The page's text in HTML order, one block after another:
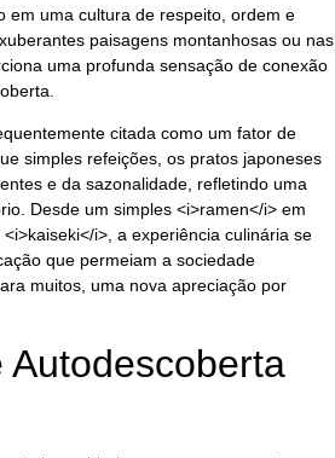
em uma cultura de respeito, ordem e
paisagens montanhosas ou nas
uma profunda sensação de conexão
citada como um fator de
simples refeições, os pratos japoneses
e da sazonalidade, refletindo uma
Desde um simples <i>ramen</i> em
i>, a experiência culinária se
que permeiam a sociedade
muitos, uma nova apreciação por